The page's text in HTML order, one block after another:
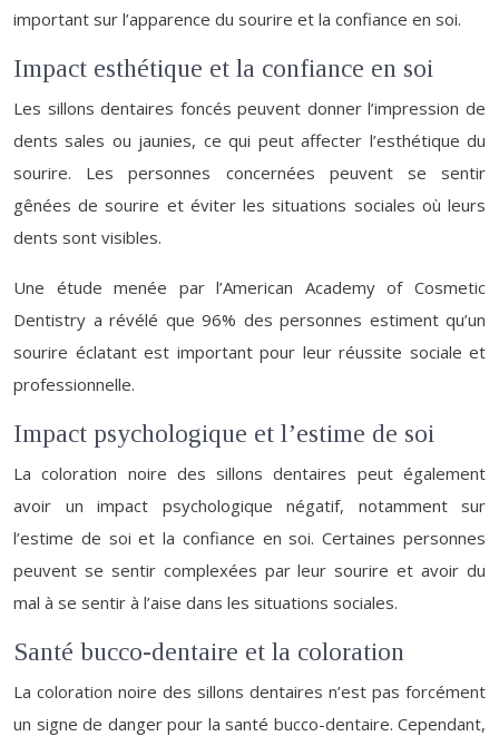
important sur l’apparence du sourire et la confiance en soi.
Impact esthétique et la confiance en soi
Les sillons dentaires foncés peuvent donner l’impression de
dents sales ou jaunies, ce qui peut affecter l’esthétique du
sourire. Les personnes concernées peuvent se sentir
gênées de sourire et éviter les situations sociales où leurs
dents sont visibles.
Une étude menée par l’American Academy of Cosmetic
Dentistry a révélé que 96% des personnes estiment qu’un
sourire éclatant est important pour leur réussite sociale et
professionnelle.
Impact psychologique et l’estime de soi
La coloration noire des sillons dentaires peut également
avoir un impact psychologique négatif, notamment sur
l’estime de soi et la confiance en soi. Certaines personnes
peuvent se sentir complexées par leur sourire et avoir du
mal à se sentir à l’aise dans les situations sociales.
Santé bucco-dentaire et la coloration
La coloration noire des sillons dentaires n’est pas forcément
un signe de danger pour la santé bucco-dentaire. Cependant,